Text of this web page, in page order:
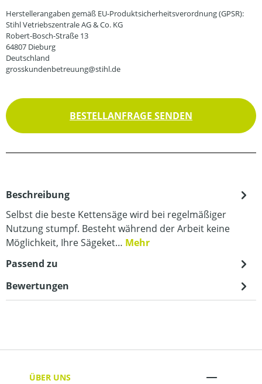
Herstellerangaben gemäß EU-Produktsicherheitsverordnung (GPSR):
Stihl Vetriebszentrale AG & Co. KG
Robert-Bosch-Straße 13
64807 Dieburg
Deutschland
grosskundenbetreuung@stihl.de
BESTELLANFRAGE SENDEN
Beschreibung
Selbst die beste Kettensäge wird bei regelmäßiger
Nutzung stumpf. Besteht während der Arbeit keine
Möglichkeit, Ihre Sägeket… Mehr
Passend zu
Bewertungen
ÜBER UNS